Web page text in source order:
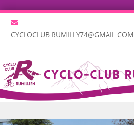
CYCLOCLUB.RUMILLY74@GMAIL.COM